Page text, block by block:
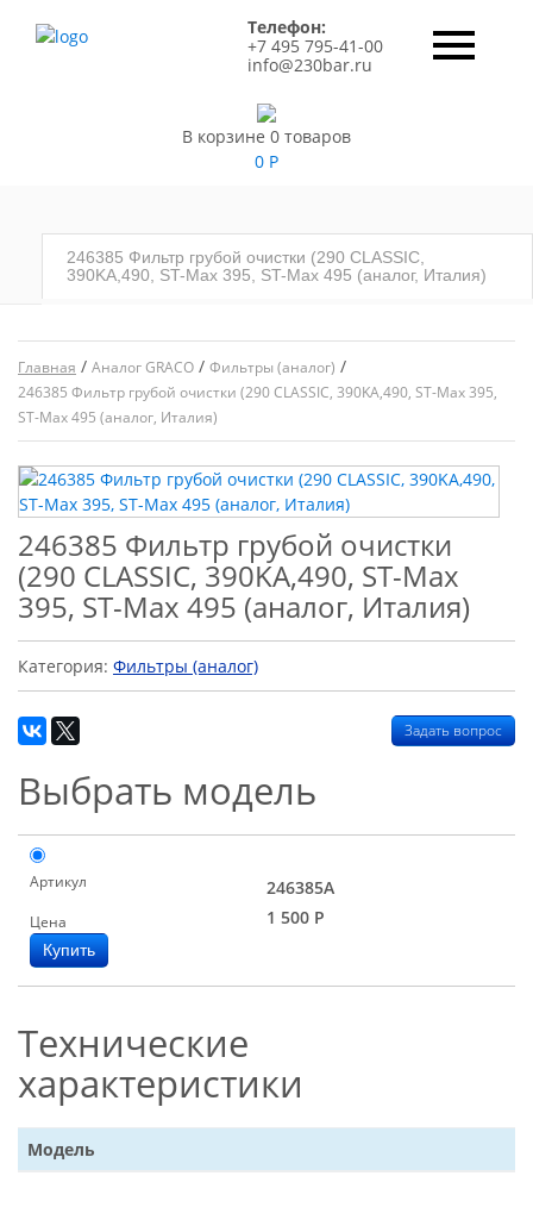
Телефон:
+7 495 795-41-00
info@230bar.ru
В корзине 0 товаров
0 Р
246385 Фильтр грубой очистки (290 CLASSIC,
390KA,490, ST-Max 395, ST-Max 495 (аналог, Италия)
Главная / Аналог GRACO / Фильтры (аналог) /
246385 Фильтр грубой очистки (290 CLASSIC, 390KA,490, ST-Max 395,
ST-Max 495 (аналог, Италия)
246385 Фильтр грубой очистки
(290 CLASSIC, 390KA,490, ST-Max
395, ST-Max 495 (аналог, Италия)
Категория: Фильтры (аналог)
Задать вопрос
Выбрать модель
Артикул 246385A
Цена 1 500 Р
Технические
характеристики
Модель